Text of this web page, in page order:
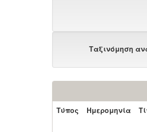
Ταξινόμηση
Τύπος
Ημερομηνία